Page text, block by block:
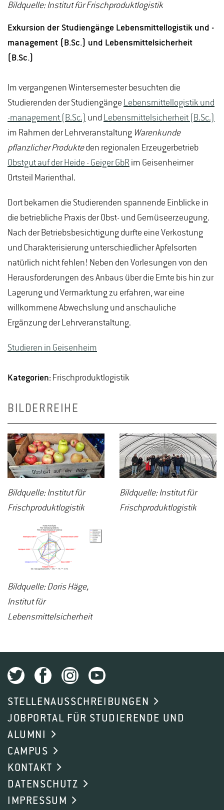
Bildquelle: Institut für Frischproduktlogistik
Exkursion der Studiengänge Lebensmittellogistik und -
management (B.Sc.) und Lebensmittelsicherheit
(B.Sc.)
Im vergangenen Wintersemester besuchten die
Studierenden der Studiengänge Lebensmittellogistik und
-management (B.Sc.) und Lebensmittelsicherheit (B.Sc.)
im Rahmen der Lehrveranstaltung Warenkunde
pflanzlicher Produkteden regionalen Erzeugerbetrieb
Obstgut auf der Heide - Geiger GbR im Geisenheimer
Ortsteil Marienthal.
Dort bekamen die Studierenden spannende Einblicke in
die betriebliche Praxis der Obst- und Gemüseerzeugung.
Nach der Betriebsbesichtigung durfte eine Verkostung
und Charakterisierung unterschiedlicher Apfelsorten
natürlich nicht fehlen! Neben den Vorlesungen von den
Herausforderungen des Anbaus über die Ernte bis hin zur
Lagerung und Vermarktung zu erfahren, war eine
willkommene Abwechslung und anschauliche
Ergänzung der Lehrveranstaltung.
Studieren in Geisenheim
Kategorien: Frischproduktlogistik
BILDERREIHE
Bildquelle: Institut für
Frischproduktlogistik
Bildquelle: Institut für
Frischproduktlogistik
Bildquelle: Doris Häge,
Institut für
Lebensmittelsicherheit
STELLENAUSSCHREIBUNGEN
JOBPORTAL FÜR STUDIERENDE UND
ALUMNI
CAMPUS
KONTAKT
DATENSCHUTZ
IMPRESSUM